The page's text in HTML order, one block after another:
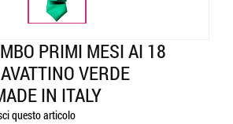
PRIMI MESI AI 18
VERDE
IN ITALY
questo articolo